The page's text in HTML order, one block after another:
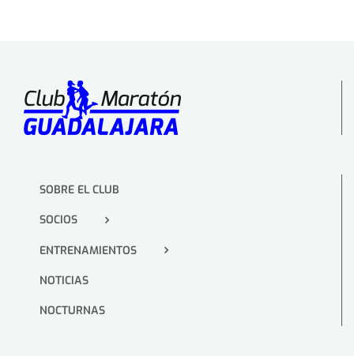
SOBRE EL CLUB
SOCIOS
ENTRENAMIENTOS
NOTICIAS
NOCTURNAS